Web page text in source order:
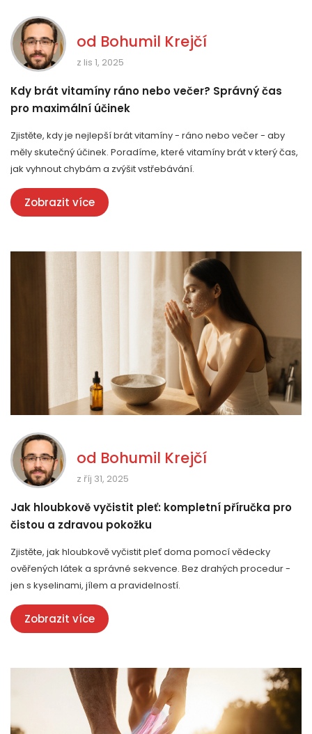
od Bohumil Krejčí
z lis 1, 2025
Kdy brát vitamíny ráno nebo večer? Správný čas
pro maximální účinek
Zjistěte, kdy je nejlepší brát vitamíny - ráno nebo večer - aby
měly skutečný účinek. Poradíme, které vitamíny brát v který čas,
jak vyhnout chybám a zvýšit vstřebávání.
Zobrazit více
od Bohumil Krejčí
z říj 31, 2025
Jak hloubkově vyčistit pleť: kompletní příručka pro
čistou a zdravou pokožku
Zjistěte, jak hloubkově vyčistit pleť doma pomocí vědecky
ověřených látek a správné sekvence. Bez drahých procedur -
jen s kyselinami, jílem a pravidelností.
Zobrazit více